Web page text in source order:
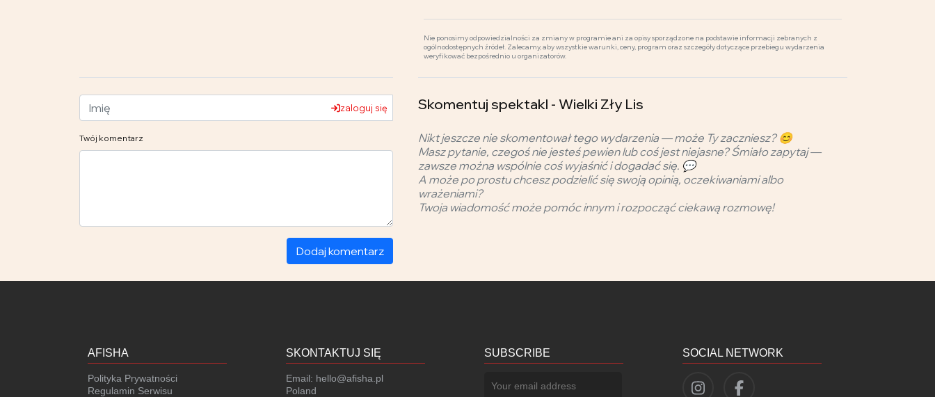
Nie ponosimy odpowiedzialności za zmiany w programie ani za opisy sporządzone na podstawie informacji zebranych z
ogólnodostępnych źródeł. Zalecamy, aby wszystkie warunki, ceny, program oraz szczegóły dotyczące przebiegu wydarzenia
weryfikować bezpośrednio u organizatorów.
zaloguj się
Twój komentarz
Dodaj komentarz
Skomentuj spektakl - Wielki Zły Lis
Nikt jeszcze nie skomentował tego wydarzenia — może Ty zaczniesz? 😊
Masz pytanie, czegoś nie jesteś pewien lub coś jest niejasne? Śmiało zapytaj —
zawsze można wspólnie coś wyjaśnić i dogadać się. 💬
A może po prostu chcesz podzielić się swoją opinią, oczekiwaniami albo
wrażeniami?
Twoja wiadomość może pomóc innym i rozpocząć ciekawą rozmowę!
AFISHA
Polityka Prywatności
Regulamin Serwisu
SKONTAKTUJ SIĘ
Email: hello@afisha.pl
Poland
SUBSCRIBE SOCIAL NETWORK